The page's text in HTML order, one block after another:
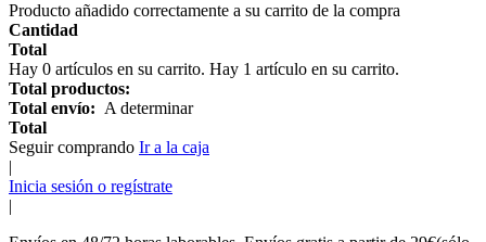
Producto añadido correctamente a su carrito de la compra
Cantidad
Total
Hay 0 artículos en su carrito. Hay 1 artículo en su carrito.
Total productos:
Total envío: A determinar
Total
Seguir comprando Ir a la caja
|
Inicia sesión o regístrate
|